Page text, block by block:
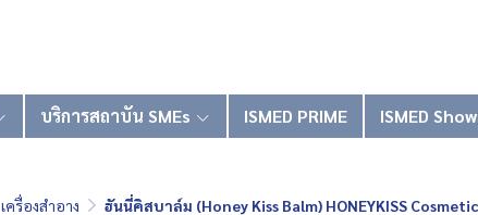
บริการสถาบัน SMEs ISMED PRIME ISMED
เครื่องสำอาง ฮันนี่คิสบาล์ม (Honey Kiss Balm) HONEYKISS